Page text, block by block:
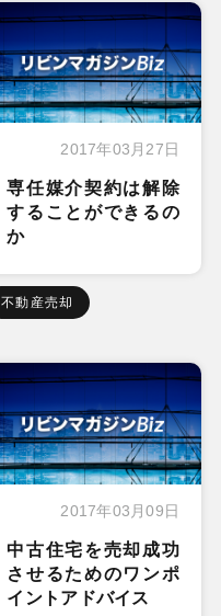
2017年03月27日
専任媒介契約は解除
することができるの
か
不動産売却
2017年03月09日
中古住宅を売却成功
させるためのワンポ
イントアドバイス